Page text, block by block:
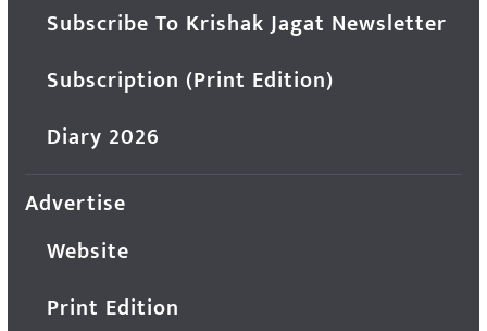
Subscribe To Krishak Jagat Newsletter
Subscription (Print Edition)
Diary 2026
Advertise
Website
Print Edition